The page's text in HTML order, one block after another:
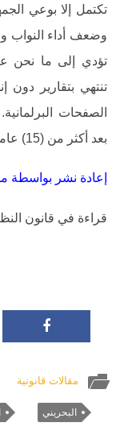
تكتمل إلا بوعي
وضعف أداء النواب
تؤدي إلى ما نحن
تنتهي بتقارير دون
الصفحات
بعد أكثر من (15) عاماً؟!.
إعادة نشر بواسطة
قراءة في قانون
مقالات قانونية
البحريني